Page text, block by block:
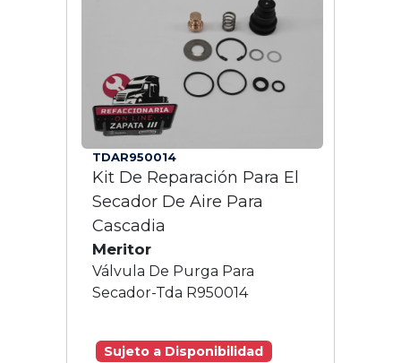
TDAR950014
Kit De Reparación Para El
Secador De Aire Para
Cascadia
Meritor
Válvula De Purga Para
Secador-Tda R950014
Sujeto a Disponibilidad